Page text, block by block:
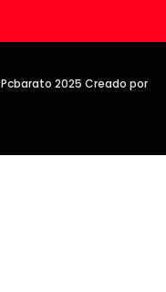
Pcbarato 2025 Creado por